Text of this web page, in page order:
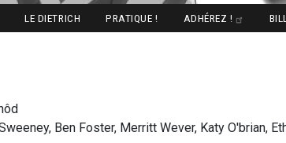
LE DIETRICH PRATIQUE ! ADHÉREZ !
Ben Foster, Merritt Wever, Katy O'brian,